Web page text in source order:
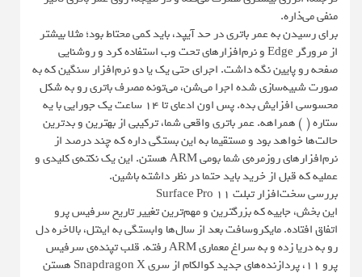
منفی می‌ذاره.
برای رسیدن به عمر باتری در حد آیپد، باید کمی محتاط بود؛ مثلا بیشتر
از مرورگر Edge و نرم‌افزارهای تحت وب استفاده کرد و روشنایی
صفحه رو پایین نگه داشت. اجرای حتی یک یا دو نرم‌افزار سنگین که به
صورت شبیه‌سازی شده اجرا می‌شن، می‌تونه مصرف باتری رو به شکل
محسوسی افزایش بده. پس اون ادعای تا ۱۴ ساعت یک جورایی با یه
ستاره (*) همراهه. عمر باتری واقعی شما، ترکیبی از بهترین و بدترین
حالت‌ها خواهد بود و مستقیما به این بستگی داره که چند درصد از
نرم‌افزارهای روزمره‌ی شما بومی ARM هستن. این یک نکته‌ی کلیدی و
عملیه که قبل از خرید باید حتما در نظر داشته باشین.
بررسی سخت‌افزار تبلت Surface Pro 11
این بخش، جاییه که بزرگترین و مهم‌ترین تغییر تاریخ سرفیس پرو
اتفاق افتاده. مایکروسافت بعد از سال‌ها وابستگی به اینتل، بالاخره دل
رو به دریا زده و به سراغ معماری ARM رفته. قلب تپنده‌ی سرفیس
پرو ۱۱، پردازنده‌های جدید کوالکام از سری Snapdragon X هستن